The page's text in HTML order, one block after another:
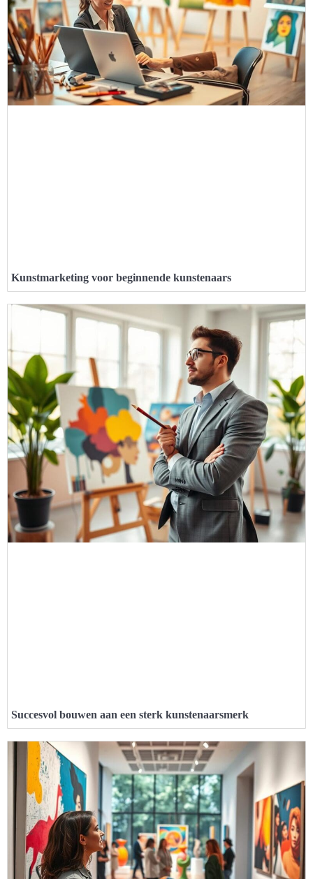
Kunstmarketing voor beginnende kunstenaars
Succesvol bouwen aan een sterk kunstenaarsmerk